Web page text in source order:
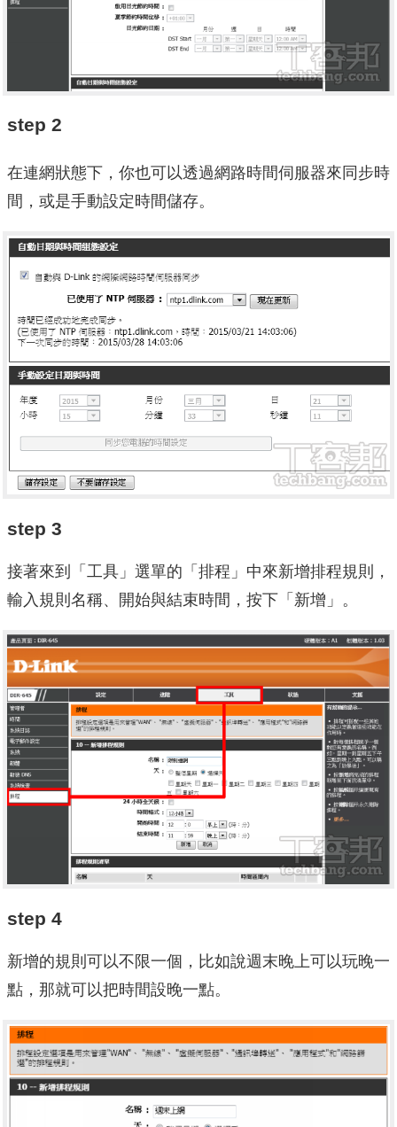
step 2
在連網狀態下，你也可以透過網路時間伺服器來同步時
間，或是手動設定時間儲存。
step 3
接著來到「工具」選單的「排程」中來新增排程規則，
輸入規則名稱、開始與結束時間，按下「新增」。
step 4
新增的規則可以不限一個，比如說週末晚上可以玩晚一
點，那就可以把時間設晚一點。